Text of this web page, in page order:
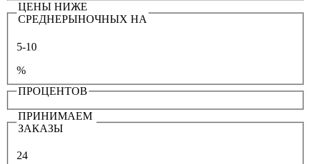
ЦЕНЫ НИЖЕ
СРЕДНЕРЫНОЧНЫХ НА
5-10
%
ПРОЦЕНТОВ
ПРИНИМАЕМ
ЗАКАЗЫ
24